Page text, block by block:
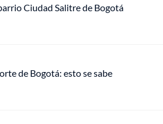
Ciudad Salitre de Bogotá
de Bogotá: esto se sabe